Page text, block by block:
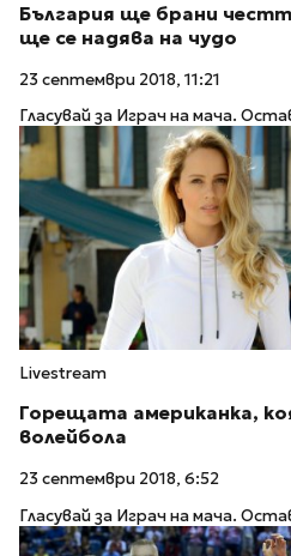
България ще брани
ще се надява на чудо
23 септември 2018, 11:21
Гласувай за Играч на мача.
Livestream
Горещата американка,
волейбола
23 септември 2018, 6:52
Гласувай за Играч на мача.